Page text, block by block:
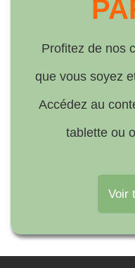
Profitez de nos
que vous soyez
Accédez au
tablette ou
Voir